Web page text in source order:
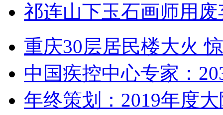
祁连山下玉石画师用
重庆30层居民楼大火
中国疾控中心专家：
年终策划：2019年度